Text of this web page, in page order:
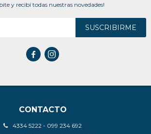
CONTACTO
4334 5222 - 099 234 692
y recibí todas nuestras novedades!
SUSCRIBIRME
 